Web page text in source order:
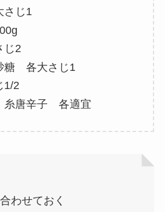
じ1
2
糖 各大さじ1
2
糸唐辛子 各適宜
わせておく